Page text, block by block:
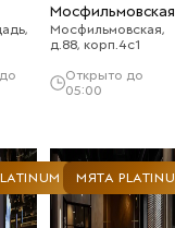
Мосфильмовская
Мосфильмовская,
д.88, корп.4с1
Открыто до
05:00
МЯТА